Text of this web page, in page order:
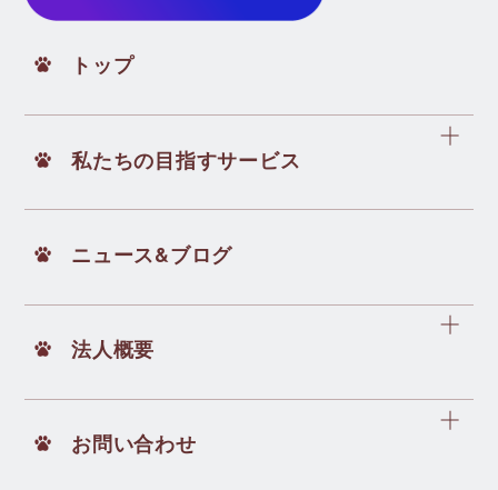
トップ
私たちの目指すサービス
ニュース&ブログ
法人概要
お問い合わせ